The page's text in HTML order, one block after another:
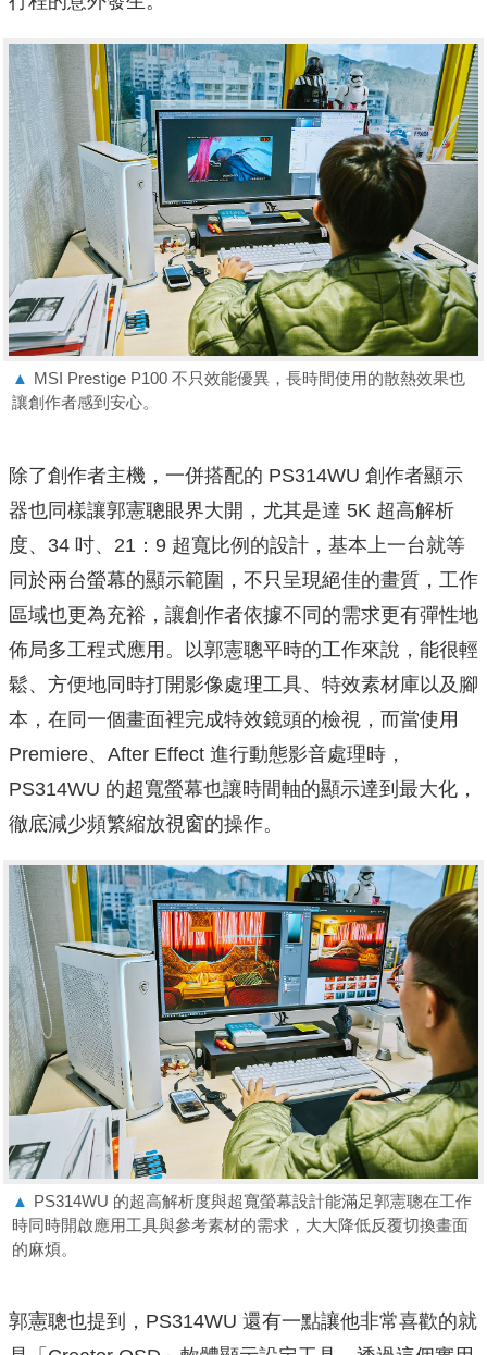
▲ MSI Prestige P100 不只效能優異，長時間使用的散熱效果也
讓創作者感到安心。
除了創作者主機，一併搭配的 PS314WU 創作者顯示
器也同樣讓郭憲聰眼界大開，尤其是達 5K 超高解析
度、34 吋、21：9 超寬比例的設計，基本上一台就等
同於兩台螢幕的顯示範圍，不只呈現絕佳的畫質，工作
區域也更為充裕，讓創作者依據不同的需求更有彈性地
佈局多工程式應用。以郭憲聰平時的工作來說，能很輕
鬆、方便地同時打開影像處理工具、特效素材庫以及腳
本，在同一個畫面裡完成特效鏡頭的檢視，而當使用
Premiere、After Effect 進行動態影音處理時，
PS314WU 的超寬螢幕也讓時間軸的顯示達到最大化，
徹底減少頻繁縮放視窗的操作。
▲ PS314WU 的超高解析度與超寬螢幕設計能滿足郭憲聰在工作
時同時開啟應用工具與參考素材的需求，大大降低反覆切換畫面
的麻煩。
郭憲聰也提到，PS314WU 還有一點讓他非常喜歡的就